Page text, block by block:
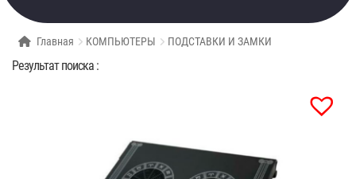
Главная КОМПЬЮТЕРЫ ПОДСТАВКИ И ЗАМКИ
Результат поиска :